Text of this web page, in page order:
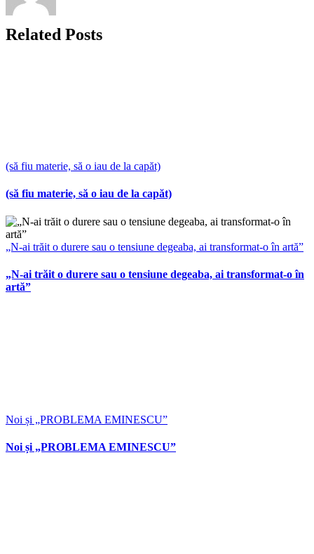
Related Posts
(să fiu materie, să o iau de la capăt)
(să fiu materie, să o iau de la capăt)
„N-ai trăit o durere sau o tensiune degeaba, ai transformat-o în artă”
„N-ai trăit o durere sau o tensiune degeaba, ai transformat-o în
artă”
Noi și „PROBLEMA EMINESCU”
Noi și „PROBLEMA EMINESCU”